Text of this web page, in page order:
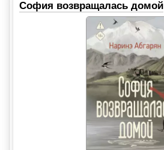
София возвращалась домой